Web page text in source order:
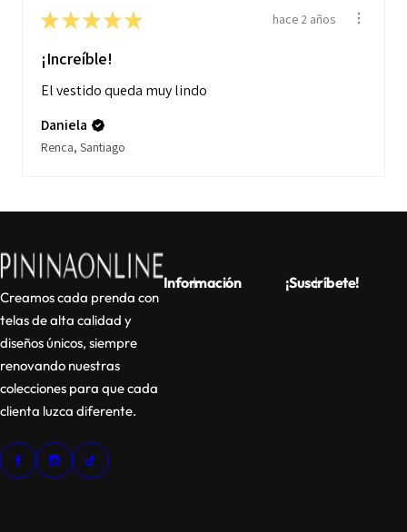
★★★★★ hace 2 años
¡Increíble!
El vestido queda muy lindo
Daniela
Renca, Santiago
Creamos cada prenda con
telas de alta calidad y
diseños únicos, siempre
renovando nuestras
colecciones para que cada
clienta luzca diferente.
Información ¡Suscríbete!